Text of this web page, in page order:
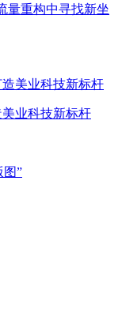
量重构中寻找新坐
业科技新标杆
图”